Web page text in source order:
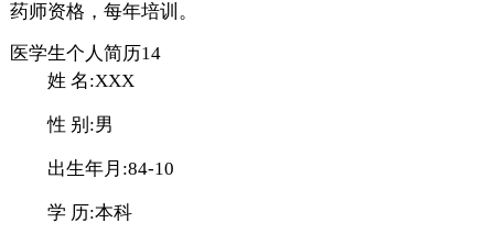
药师资格，每年培训。
医学生个人简历14
姓 名:XXX
性 别:男
出生年月:84-10
学 历:本科